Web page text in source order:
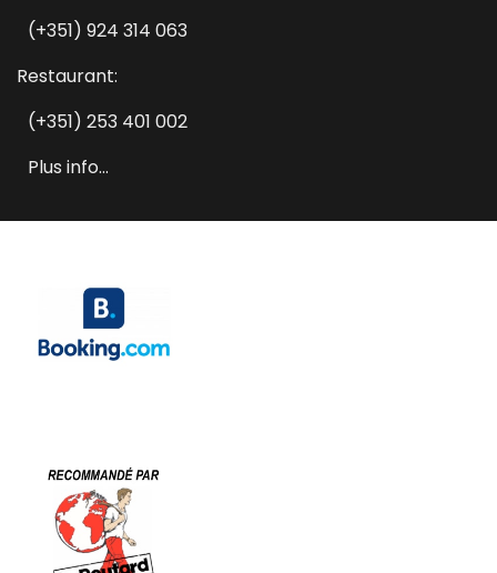
(+351) 924 314 063
Restaurant:
(+351) 253 401 002
Plus info...